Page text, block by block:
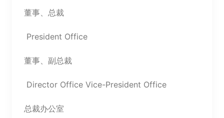
董事、总裁
President Office
董事、副总裁
Director Office Vice-President Office
总裁办公室